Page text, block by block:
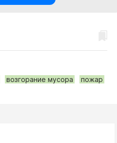
возгорание мусора
пожар